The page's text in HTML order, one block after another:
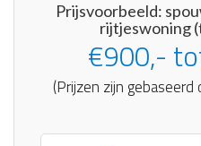
Prijsvoorbeeld:
rijtjeswoning
€900,-
(Prijzen zijn